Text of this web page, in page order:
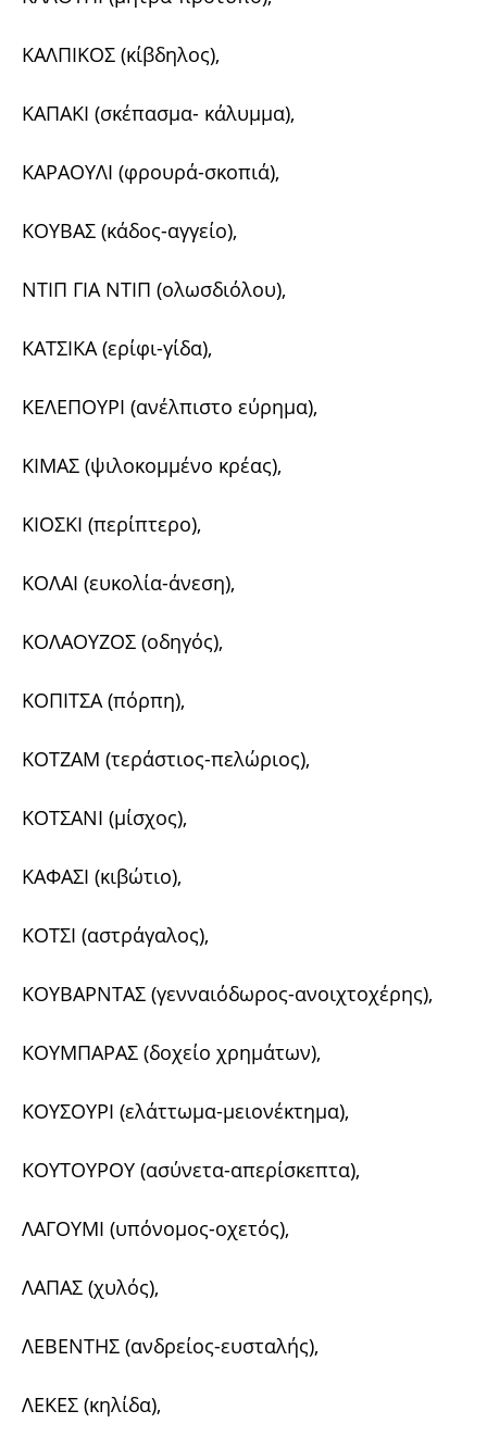
ΚΑΛΠΙΚΟΣ (κίβδηλος),
ΚΑΠΑΚΙ (σκέπασμα- κάλυμμα),
ΚΑΡΑΟΥΛΙ (φρουρά-σκοπιά),
ΚΟΥΒΑΣ (κάδος-αγγείο),
ΝΤΙΠ ΓΙΑ ΝΤΙΠ (ολωσδιόλου),
ΚΑΤΣΙΚΑ (ερίφι-γίδα),
ΚΕΛΕΠΟΥΡΙ (ανέλπιστο εύρημα),
ΚΙΜΑΣ (ψιλοκομμένο κρέας),
ΚΙΟΣΚΙ (περίπτερο),
ΚΟΛΑΙ (ευκολία-άνεση),
ΚΟΛΑΟΥΖΟΣ (οδηγός),
ΚΟΠΙΤΣΑ (πόρπη),
ΚΟΤΖΑΜ (τεράστιος-πελώριος),
ΚΟΤΣΑΝΙ (μίσχος),
ΚΑΦΑΣΙ (κιβώτιο),
ΚΟΤΣΙ (αστράγαλος),
ΚΟΥΒΑΡΝΤΑΣ (γενναιόδωρος-ανοιχτοχέρης),
ΚΟΥΜΠΑΡΑΣ (δοχείο χρημάτων),
ΚΟΥΣΟΥΡΙ (ελάττωμα-μειονέκτημα),
ΚΟΥΤΟΥΡΟΥ (ασύνετα-απερίσκεπτα),
ΛΑΓΟΥΜΙ (υπόνομος-οχετός),
ΛΑΠΑΣ (χυλός),
ΛΕΒΕΝΤΗΣ (ανδρείος-ευσταλής),
ΛΕΚΕΣ (κηλίδα),